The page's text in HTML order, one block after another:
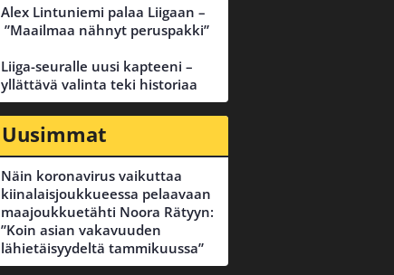
Alex Lintuniemi palaa Liigaan –
”Maailmaa nähnyt peruspakki”
Liiga-seuralle uusi kapteeni –
yllättävä valinta teki historiaa
Uusimmat
Näin koronavirus vaikuttaa
kiinalaisjoukkueessa pelaavaan
maajoukkuetähti Noora Rätyyn:
”Koin asian vakavuuden
lähietäisyydeltä tammikuussa”